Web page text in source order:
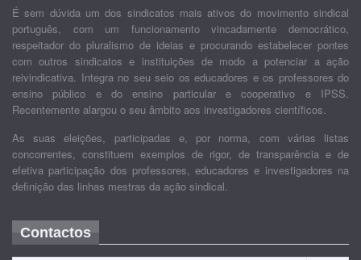
É sem dúvida um dos sindicatos mais ativos do movimento sindical
português, com um funcionamento vincadamente democrático,
respeitador do pluralismo de ideias e procurando estabelecer pontes
com outros sindicatos e instituições de modo a potenciar a ação
reivindicativa. Integra no seu seio os educadores e os professores do
ensino público e do ensino particular e cooperativo e IPSS.
Recentemente alargou o seu âmbito aos investigadores científicos.
As suas eleições, participadas e, por norma, com várias listas
concorrentes, constituem exemplos de rigor, de transparência e de
efetiva participação dos professores, educadores e investigadores na
definição das linhas mestras da ação sindical.
Contactos